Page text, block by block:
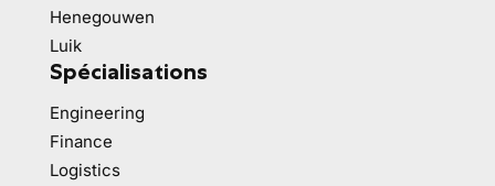
Henegouwen
Luik
Spécialisations
Engineering
Finance
Logistics